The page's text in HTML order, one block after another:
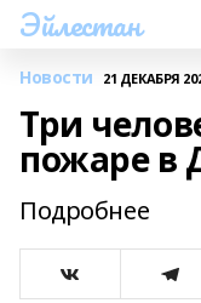
Эйлестан
Новости 21 ДЕКАБРЯ
Три
пожаре в
Подробнее